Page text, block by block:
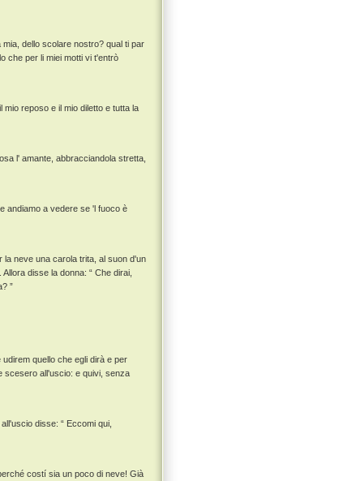
dello scolare nostro? qual ti par
che per li miei motti vi t'entrò
reposo e il mio diletto e tutta la
l' amante, abbracciandola stretta,
andiamo a vedere se 'l fuoco è
la neve una carola trita, al suon d'un
disse la donna: “ Che dirai,
”
quello che egli dirà e per
scesero all'uscio: e quivi, senza
disse: “ Eccomi qui,
costí sia un poco di neve! Già